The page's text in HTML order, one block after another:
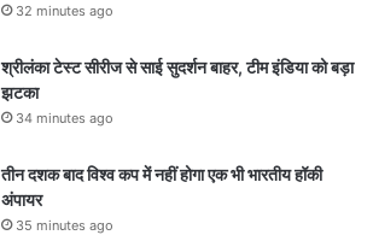
32 minutes ago
श्रीलंका टेस्ट सीरीज से साई सुदर्शन बाहर, टीम इंडिया को बड़ा
झटका
34 minutes ago
तीन दशक बाद विश्व कप में नहीं होगा एक भी भारतीय हॉकी
अंपायर
35 minutes ago